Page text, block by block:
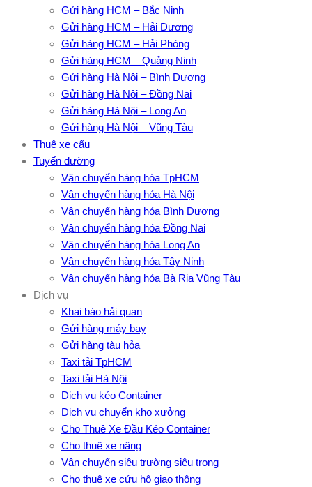
Gửi hàng HCM – Bắc Ninh
Gửi hàng HCM – Hải Dương
Gửi hàng HCM – Hải Phòng
Gửi hàng HCM – Quảng Ninh
Gửi hàng Hà Nội – Bình Dương
Gửi hàng Hà Nội – Đồng Nai
Gửi hàng Hà Nội – Long An
Gửi hàng Hà Nội – Vũng Tàu
Thuê xe cẩu
Tuyến đường
Vận chuyển hàng hóa TpHCM
Vận chuyển hàng hóa Hà Nội
Vận chuyển hàng hóa Bình Dương
Vận chuyển hàng hóa Đồng Nai
Vận chuyển hàng hóa Long An
Vận chuyển hàng hóa Tây Ninh
Vận chuyển hàng hóa Bà Rịa Vũng Tàu
Dịch vụ
Khai báo hải quan
Gửi hàng máy bay
Gửi hàng tàu hỏa
Taxi tải TpHCM
Taxi tải Hà Nội
Dịch vụ kéo Container
Dịch vụ chuyển kho xưởng
Cho Thuê Xe Đầu Kéo Container
Cho thuê xe nâng
Vận chuyển siêu trường siêu trọng
Cho thuê xe cứu hộ giao thông